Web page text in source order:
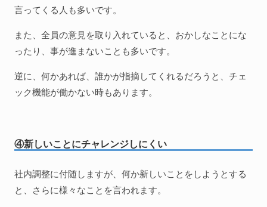
言ってくる人も多いです。
また、全員の意見を取り入れていると、おかしなことにな
ったり、事が進まないことも多いです。
逆に、何かあれば、誰かが指摘してくれるだろうと、チェ
ック機能が働かない時もあります。
④新しいことにチャレンジしにくい
社内調整に付随しますが、何か新しいことをしようとする
と、さらに様々なことを言われます。